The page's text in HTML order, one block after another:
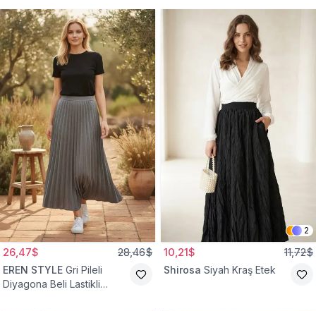
26,47$ 28,46$
EREN STYLE Gri Pileli
Diyagona Beli Lastikli
2
10,21$ 11,72$
Shirosa Siyah Kraş Etek